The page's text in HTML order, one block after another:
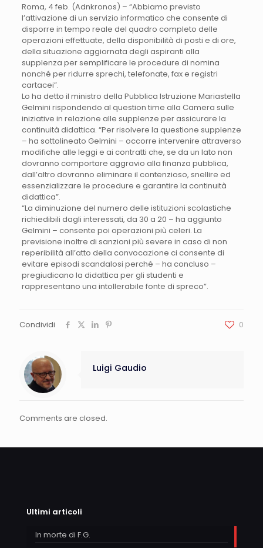
Roma, 4 feb. (Adnkronos) – “Abbiamo previsto
l’attivazione di un servizio informatico che consente di
disporre in tempo reale del quadro completo delle
operazioni effettuate, della disponibilità di posti e di ore,
della situazione aggiornata degli aspiranti alla
supplenza per semplificare le procedure di nomina
nonché per ridurre sprechi, telefonate, fax e registri
cartacei”.
Lo ha detto il ministro della Pubblica Istruzione Mariastella
Gelmini rispondendo al question time alla Camera sulle
iniziative in relazione alle supplenze per assicurare la
continuità didattica. “Per risolvere la questione supplenze
– ha sottolineato Gelmini – occorre intervenire attraverso
modifiche alle leggi e ai contratti che, se da un lato non
dovranno comportare aggravio alla finanza pubblica,
dall’altro dovranno eliminare il contenzioso, snellire ed
essenzializzare le procedure e garantire la continuità
didattica”.
“La diminuzione del numero delle istituzioni scolastiche
richiedibili dagli interessati, da 30 a 20 – ha aggiunto
Gelmini – consente poi operazioni più celeri. La
previsione inoltre di sanzioni più severe in caso di non
reperibilità all’atto della convocazione ci consente di
evitare episodi scandalosi perché – ha concluso –
pregiudicano la didattica per gli studenti e
rappresentano una intollerabile fonte di spreco”.
Condividi 0
Luigi Gaudio
Comments are closed.
Ultimi articoli
In morte di F.G.